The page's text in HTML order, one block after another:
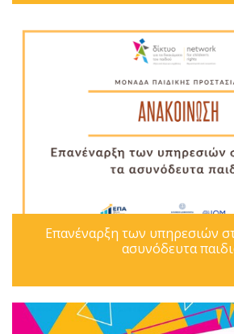
Επανέναρξη των υπηρεσιών
ασυνόδευτα